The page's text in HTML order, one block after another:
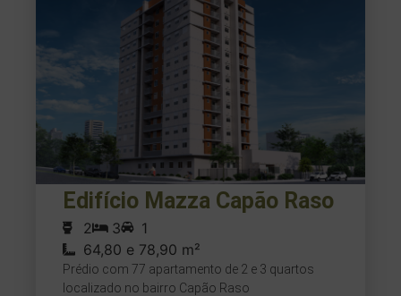
Edifício Mazza Capão Raso
2 3
1
64,80 e 78,90 m²
Prédio com 77 apartamento de 2 e 3 quartos
localizado no bairro Capão Raso